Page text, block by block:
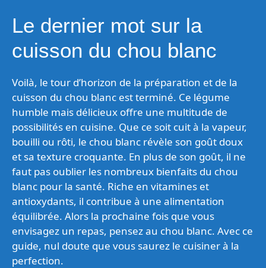
Le dernier mot sur la
cuisson du chou blanc
Voilà, le tour d’horizon de la préparation et de la
cuisson du chou blanc est terminé. Ce légume
humble mais délicieux offre une multitude de
possibilités en cuisine. Que ce soit cuit à la vapeur,
bouilli ou rôti, le chou blanc révèle son goût doux
et sa texture croquante. En plus de son goût, il ne
faut pas oublier les nombreux bienfaits du chou
blanc pour la santé. Riche en vitamines et
antioxydants, il contribue à une alimentation
équilibrée. Alors la prochaine fois que vous
envisagez un repas, pensez au chou blanc. Avec ce
guide, nul doute que vous saurez le cuisiner à la
perfection.